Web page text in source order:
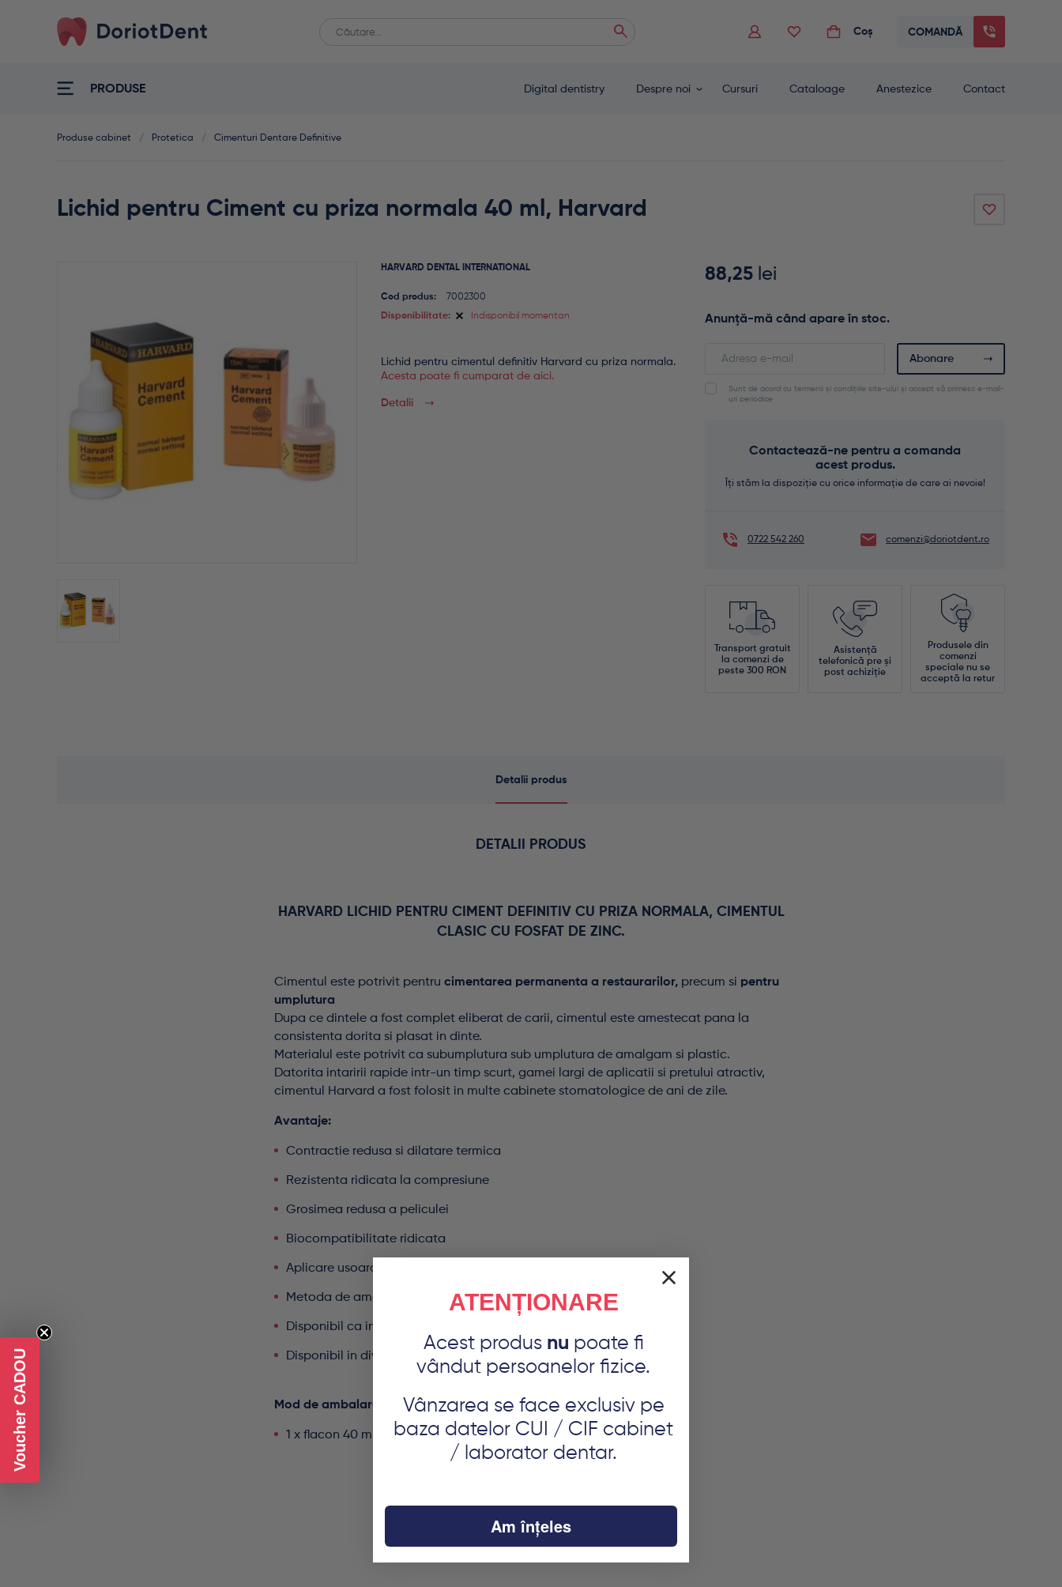
Caută
după:
When autocomplete results are available use up and down arrows to review and enter to go to the desired page. Touch device users, explore by touch or with
Coș COMANDĂ
PRODUSE Digital dentistry Despre noi Cursuri Cataloage Anestezice Contact
Produse cabinet / Protetica / Cimenturi Dentare Definitive
Lichid pentru Ciment cu priza normala 40 ml, Harvard
HARVARD DENTAL INTERNATIONAL
Cod produs:
7002300
Disponibilitate:
Indisponibil momentan
Lichid pentru cimentul definitiv Harvard cu priza normala.
Acesta poate fi cumparat de aici.
Detalii
88,25 lei
Anunță-mă când apare în stoc.
your
addressSunt de acord cu termenii și condițiile site-ului și accept să primesc e-mail-
uri periodice
Abonare
Contactează-ne pentru a comanda
acest produs.
Îți stăm la dispoziție cu orice informație de care ai nevoie!
0722 542 260 comenzi@doriotdent.ro
Transport gratuit
la comenzi de
peste 300 RON
Asistență
telefonică pre și
post achiziție
Produsele din
comenzi
speciale nu se
acceptă la retur
Detalii produs
DETALII PRODUS
HARVARD LICHID PENTRU CIMENT DEFINITIV CU PRIZA NORMALA, CIMENTUL
CLASIC CU FOSFAT DE ZINC.
Cimentul este potrivit pentru cimentarea permanenta a restaurarilor, precum si pentru
umplutura
Dupa ce dintele a fost complet eliberat de carii, cimentul este amestecat pana la
consistenta dorita si plasat in dinte.
Materialul este potrivit ca subumplutura sub umplutura de amalgam si plastic.
Datorita intaririi rapide intr-un timp scurt, gamei largi de aplicatii si pretului atractiv,
cimentul Harvard a fost folosit in multe cabinete stomatologice de ani de zile.
Avantaje:
Contractie redusa si dilatare termica
Rezistenta ridicata la compresiune
Grosimea redusa a peliculei
Biocompatibilitate ridicata
Aplicare usoara si sigura
Metoda de amestecare manuala (sunt necesare pulbere si lichid)
Disponibil ca intarire standard sau rapida
Disponibil in diverse nuante
Mod de ambalare:
1 x flacon 40 ml
ATENȚIONARE
Acest produs nu poate fi
vândut persoanelor fizice.
Vânzarea se face exclusiv pe
baza datelor CUI / CIF cabinet
/ laborator dentar.
Am înțeles
Voucher CADOU